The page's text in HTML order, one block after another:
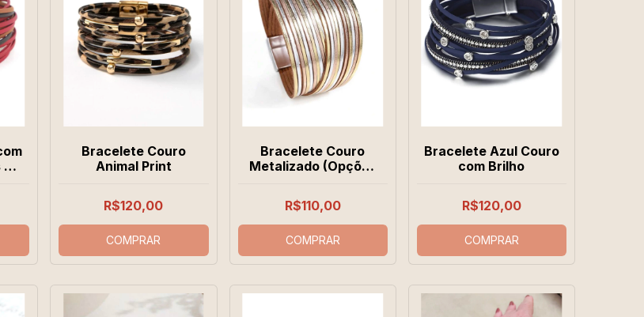
Bracelete Couro
Animal Print
R$120,00
COMPRAR
Bracelete Couro
Metalizado (Opções
R$110,00
COMPRAR
Bracelete Azul Couro
com Brilho
R$120,00
COMPRAR